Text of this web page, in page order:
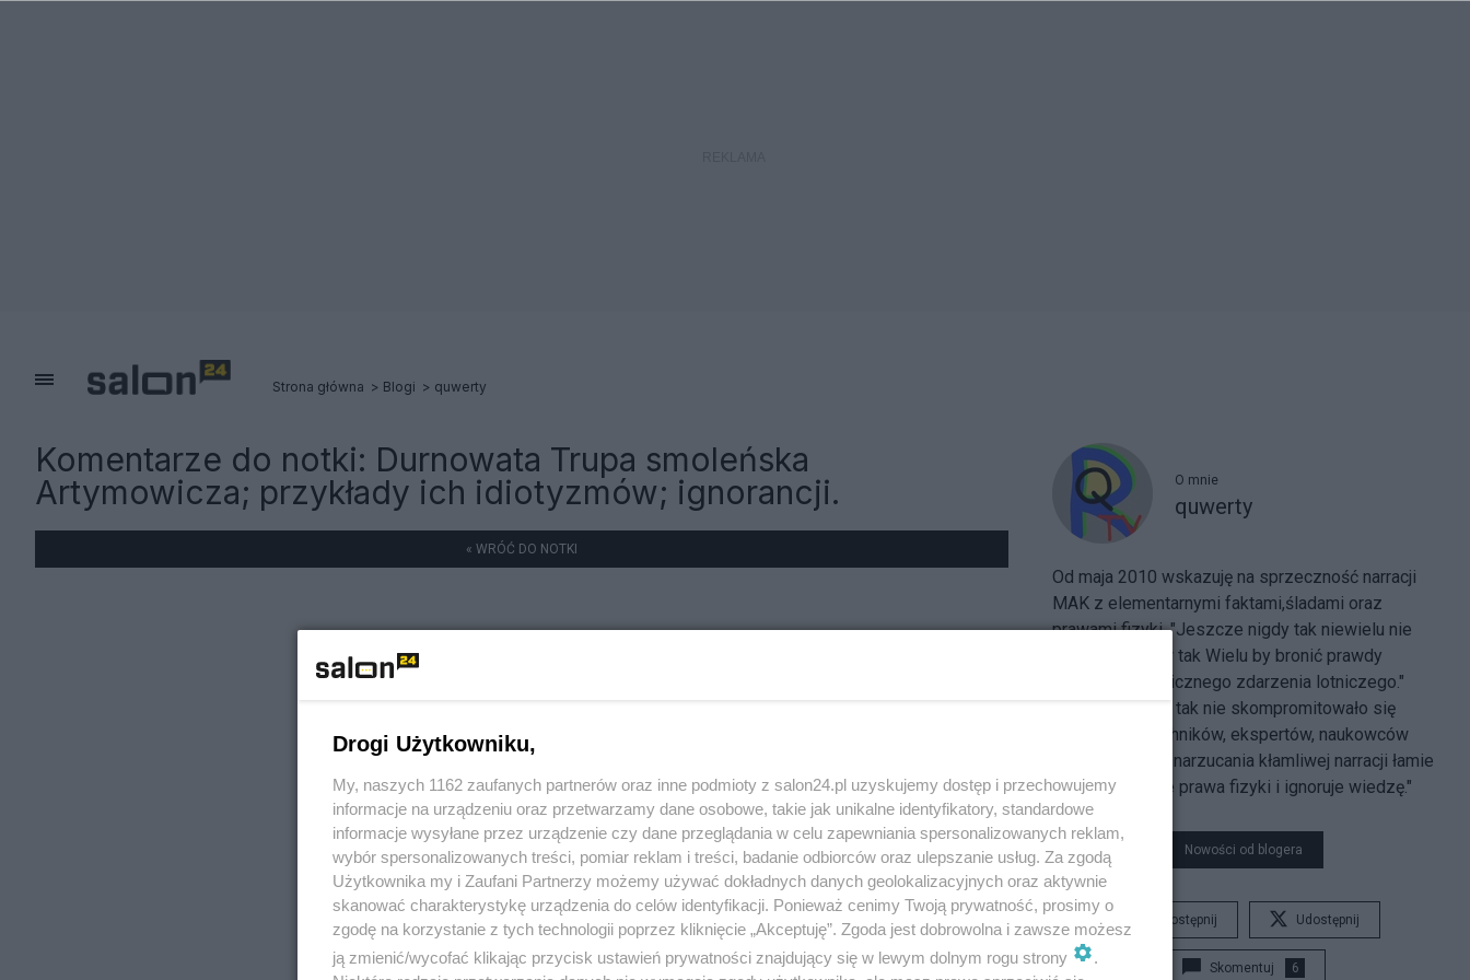
Strona główna Blogi quwerty
Komentarze do notki: Durnowata Trupa smoleńska
Artymowicza; przykłady ich idiotyzmów; ignorancji.
« WRÓĆ DO NOTKI
O mnie
quwerty
Od maja 2010 wskazuję na sprzeczność narracji
MAK z elementarnymi faktami,śladami oraz
prawami fizyki. "Jeszcze nigdy tak niewielu nie
stanęło przeciw tak Wielu by bronić prawdy
dotyczącej tragicznego zdarzenia lotniczego."
"Jeszcze nigdy tak nie skompromitowało się
środowisko techników, ekspertów, naukowców
milcząc gdy do narzucania kłamliwej narracji łamie
się elementarne prawa fizyki i ignoruje wiedzę."
Nowości od blogera
Udostępnij Udostępnij
Skomentuj 6
Drogi Użytkowniku,
My, naszych 1162 zaufanych partnerów oraz inne podmioty z salon24.pl uzyskujemy dostęp i przechowujemy
informacje na urządzeniu oraz przetwarzamy dane osobowe, takie jak unikalne identyfikatory, standardowe
informacje wysyłane przez urządzenie czy dane przeglądania w celu zapewniania spersonalizowanych reklam,
wybór spersonalizowanych treści, pomiar reklam i treści, badanie odbiorców oraz ulepszanie usług. Za zgodą
Użytkownika my i Zaufani Partnerzy możemy używać dokładnych danych geolokalizacyjnych oraz aktywnie
skanować charakterystykę urządzenia do celów identyfikacji. Ponieważ cenimy Twoją prywatność, prosimy o
zgodę na korzystanie z tych technologii poprzez kliknięcie „Akceptuję”. Zgoda jest dobrowolna i zawsze możesz
ją zmienić/wycofać klikając przycisk ustawień prywatności znajdujący się w lewym dolnym rogu strony
.